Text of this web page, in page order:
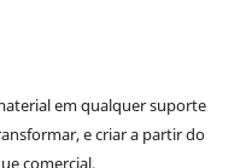
em qualquer suporte
e criar a partir do
comercial.